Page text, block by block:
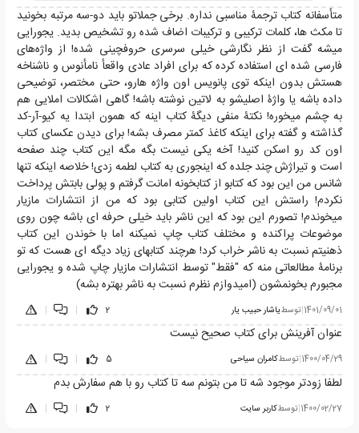
متأسفانه کتاب ترجمۀ مناسبی نداره. برخی جملاتو باید دو-سه مرتبه بخونید
تا مکث ها، کلمات ترکیبی و ترکیبات اضاف شده رو تشخیص بدید. یجورایی
میشه گفت از نظر نگارشی خیلی سرسری حروفچینی شده! از واژه‌های
فارسی شده ای استفاده کرده که برای افراد عادی واقعأ نامأنوس و ناشناخه
هستش بدون اینکه توی پانویس اون واژه هارو، حتی مختصر، توضیحی
داده باشه یا واژۀ اصلیشو به لاتین نوشته باشه! گاهی اشکالات املایی هم
به چشم میخوره! نکتۀ منفی دیگۀ کتاب اینه که همون ابتدا یه کیو-آر-کد
گذاشته و گفته برای اینکه کاغذ کمتر مصرف بشه! برای دیدن عکسای کتاب
اون کد رو اسکن کنید! آخه یکی نیست بگه مگه این کتاب چند صفحه
است و تیراژش چند جلده که اینجوری به کتاب لطمه زدی! خلاصه اینکه تنها
شانس من این بود که کتابو از کتابخونه امانت گرفتم و پولی بابتش پرداخت
نکردم! راستش این کتاب اولین کتابی بود که من از انتشارات مازیار
میخوندم! تصورم این بود که این ناشر باید خیلی حرفه ای باشه چون روی
موضوعات پراکنده و مختلف کتاب چاپ نمیکنه اما با خوندن این کتاب
ذهنیتم نسبت به ناشر خراب کرد! هرچند کتابهای زیاد دیگه ای هست که تو
برنامۀ مطالعاتی منه که "فقط" توسط انتشارات مازیار چاپ شده و یجورایی
مجبورم بخونمشون (امیدوازم نظرم نسبت به ناشر بهتره بشه)
1401/09/01
|توسطیاشار حبیب یار 2
|
|
عنوان آفرینش برای کتاب صحیح نیست
1400/04/29
|توسطکامران سیاحی 5
|
|
لطفا زودتر موجود شه تا من بتونم سه تا کتاب رو با هم سفارش بدم
1400/02/27
|توسطکاربر سایت 2
|
|